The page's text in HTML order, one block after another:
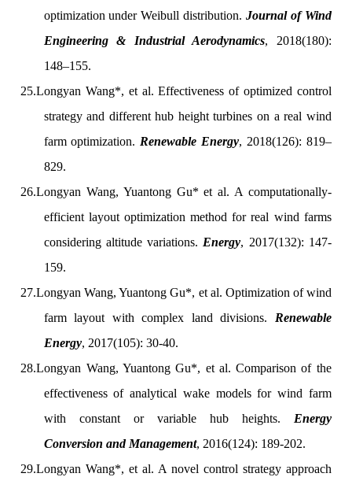
optimization under Weibull distribution.Journal of Wind
Engineering & Industrial Aerodynamics, 2018(180):
148–155.
25.Longyan Wang*, et al. Effectiveness of optimized control
strategy and different hub height turbines on a real wind
farm optimization. Renewable Energy, 2018(126): 819–
829.
26.Longyan Wang, Yuantong Gu* et al. A computationally-
efficient layout optimization method for real wind farms
considering altitude variations. Energy, 2017(132): 147-
159.
27.Longyan Wang, Yuantong Gu*, et al. Optimization of wind
farm layout with complex land divisions. Renewable
Energy, 2017(105): 30-40.
28.Longyan Wang, Yuantong Gu*, et al. Comparison of the
effectiveness of analytical wake models for wind farm
with constant or variable hub heights. Energy
Conversion and Management, 2016(124): 189-202.
29.Longyan Wang*, et al. A novel control strategy approach